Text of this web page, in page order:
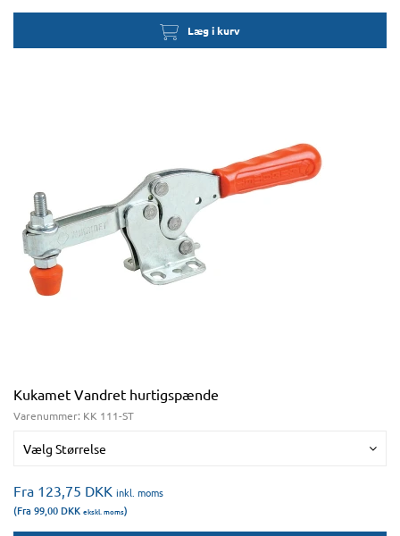
Læg i kurv
Kukamet Vandret hurtigspænde
Varenummer: KK 111-ST
Vælg Størrelse
Fra 123,75 DKK inkl. moms
(Fra 99,00 DKK ekskl. moms)